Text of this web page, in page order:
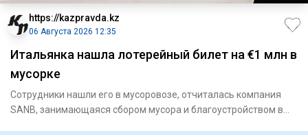
https://kazpravda.kz
06 Августа 2026 12:35
Итальянка нашла лотерейный билет на €1 млн в
мусорке
Сотрудники нашли его в мусоровозе, отчиталась компания
SANB, занимающаяся сбором мусора и благоустройством в